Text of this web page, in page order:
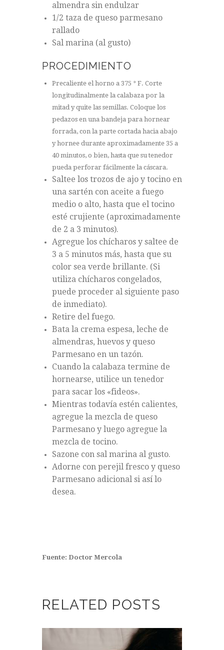
almendra sin endulzar
1/2 taza de queso parmesano
rallado
Sal marina (al gusto)
PROCEDIMIENTO
Precaliente el horno a 375 ° F. Corte
longitudinalmente la calabaza por la
mitad y quite las semillas. Coloque los
pedazos en una bandeja para hornear
forrada, con la parte cortada hacia abajo
y hornee durante aproximadamente 35 a
40 minutos, o bien, hasta que su tenedor
pueda perforar fácilmente la cáscara.
Saltee los trozos de ajo y tocino en
una sartén con aceite a fuego
medio o alto, hasta que el tocino
esté crujiente (aproximadamente
de 2 a 3 minutos).
Agregue los chícharos y saltee de
3 a 5 minutos más, hasta que su
color sea verde brillante. (Si
utiliza chícharos congelados,
puede proceder al siguiente paso
de inmediato).
Retire del fuego.
Bata la crema espesa, leche de
almendras, huevos y queso
Parmesano en un tazón.
Cuando la calabaza termine de
hornearse, utilice un tenedor
para sacar los «fideos».
Mientras todavía estén calientes,
agregue la mezcla de queso
Parmesano y luego agregue la
mezcla de tocino.
Sazone con sal marina al gusto.
Adorne con perejil fresco y queso
Parmesano adicional si así lo
desea.
Fuente: Doctor Mercola
RELATED POSTS